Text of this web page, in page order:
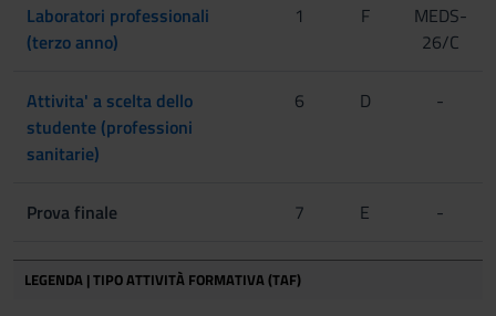
Laboratori professionali
(terzo anno)
1 F
MEDS-
26/C
Attivita' a scelta dello
studente (professioni
sanitarie)
6 D -
Prova finale 7 E -
LEGENDA | TIPO ATTIVITÀ FORMATIVA (TAF)